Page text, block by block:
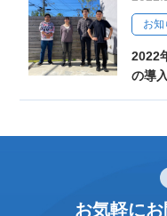
お知
2022
の導
お気軽に